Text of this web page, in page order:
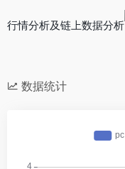
行情分析及链上数据分析
数据统计